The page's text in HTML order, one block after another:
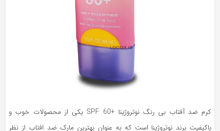
کرم ضد آفتاب بی رنگ نوتروژینا +SPF 60 یکی از محصولات خوب و
برند نوتروژینا است که به عنوان بهترین مارک ضد افتاب از نظر